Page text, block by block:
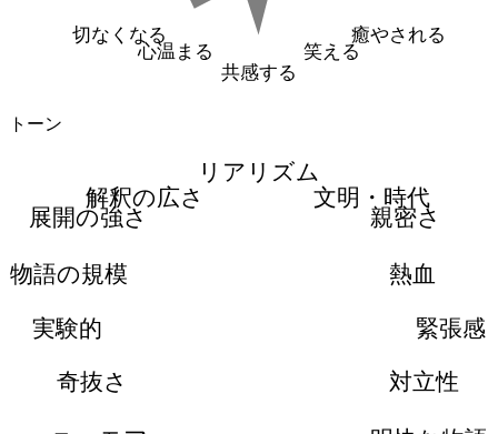
癒やされる
笑える
共感する
心温まる
切なくなる
トーン
リアリズム
文明・時代
親密さ
熱血
緊張感
対立性
奇抜さ
実験的
物語の規模
展開の強さ
解釈の広さ